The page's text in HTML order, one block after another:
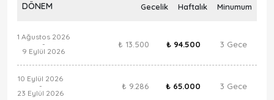
DÖNEM Gecelik Haftalık Minumum
1 Ağustos 2026
-
9 Eylül 2026
₺ 13.500 ₺ 94.500 3 Gece
10 Eylül 2026
-
23 Eylül 2026
₺ 9.286 ₺ 65.000 3 Gece